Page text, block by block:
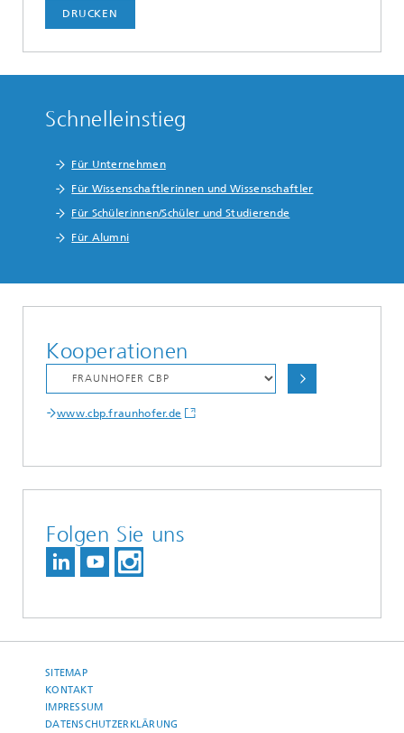
DRUCKEN
Schnelleinstieg
Für Unternehmen
Für Wissenschaftlerinnen und Wissenschaftler
Für Schülerinnen/Schüler und Studierende
Für Alumni
Kooperationen
www.cbp.fraunhofer.de
Folgen Sie uns
SITEMAP
KONTAKT
IMPRESSUM
DATENSCHUTZERKLÄRUNG